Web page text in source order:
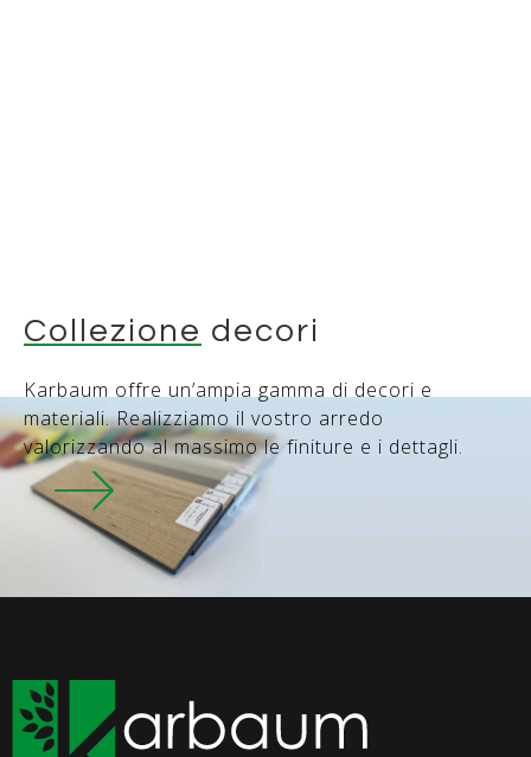
Collezione decori
Karbaum offre un’ampia gamma di decori e
materiali. Realizziamo il vostro arredo
valorizzando al massimo le finiture e i dettagli.